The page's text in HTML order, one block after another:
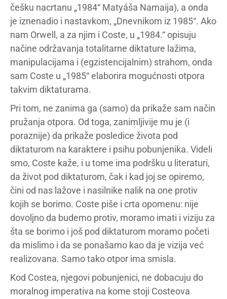
češku nacrtanu „1984“ Matyáša Namaija), a onda
je iznenadio i nastavkom, „Dnevnikom iz 1985“. Ako
nam Orwell, a za njim i Coste, u „1984.“ opisuju
načine održavanja totalitarne diktature lažima,
manipulacijama i (egzistencijalnim) strahom, onda
sam Coste u „1985“ elaborira mogućnosti otpora
takvim diktaturama.
Pri tom, ne zanima ga (samo) da prikaže sam način
pružanja otpora. Od toga, zanimljivije mu je (i
poraznije) da prikaže posledice života pod
diktaturom na karaktere i psihu pobunjenika. Videli
smo, Coste kaže, i u tome ima podršku u literaturi,
da život pod diktaturom, čak i kad joj se opiremo,
čini od nas lažove i nasilnike nalik na one protiv
kojih se borimo. Coste piše i crta opomenu: nije
dovoljno da budemo protiv, moramo imati i viziju za
šta se borimo i još pod diktaturom moramo početi
da mislimo i da se ponašamo kao da je vizija već
realizovana. Samo tako otpor ima smisla.
Kod Costea, njegovi pobunjenici, ne dobacuju do
moralnog imperativa na kome stoji Costeova